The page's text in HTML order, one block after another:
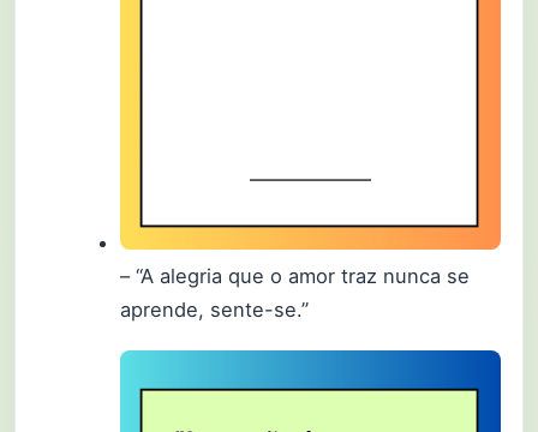
– “A alegria que o amor traz nunca se
aprende, sente-se.”